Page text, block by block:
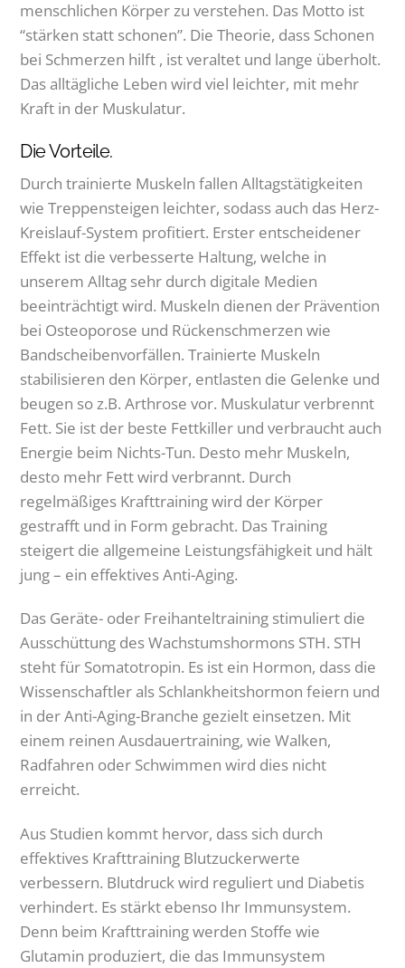
menschlichen Körper zu verstehen. Das Motto ist
“stärken statt schonen”. Die Theorie, dass Schonen
bei Schmerzen hilft , ist veraltet und lange überholt.
Das alltägliche Leben wird viel leichter, mit mehr
Kraft in der Muskulatur.
Die Vorteile.
Durch trainierte Muskeln fallen Alltagstätigkeiten
wie Treppensteigen leichter, sodass auch das Herz-
Kreislauf-System profitiert. Erster entscheidener
Effekt ist die verbesserte Haltung, welche in
unserem Alltag sehr durch digitale Medien
beeinträchtigt wird. Muskeln dienen der Prävention
bei Osteoporose und Rückenschmerzen wie
Bandscheibenvorfällen. Trainierte Muskeln
stabilisieren den Körper, entlasten die Gelenke und
beugen so z.B. Arthrose vor. Muskulatur verbrennt
Fett. Sie ist der beste Fettkiller und verbraucht auch
Energie beim Nichts-Tun. Desto mehr Muskeln,
desto mehr Fett wird verbrannt. Durch
regelmäßiges Krafttraining wird der Körper
gestrafft und in Form gebracht. Das Training
steigert die allgemeine Leistungsfähigkeit und hält
jung – ein effektives Anti-Aging.
Das Geräte- oder Freihanteltraining stimuliert die
Ausschüttung des Wachstumshormons STH. STH
steht für Somatotropin. Es ist ein Hormon, dass die
Wissenschaftler als Schlankheitshormon feiern und
in der Anti-Aging-Branche gezielt einsetzen. Mit
einem reinen Ausdauertraining, wie Walken,
Radfahren oder Schwimmen wird dies nicht
erreicht.
Aus Studien kommt hervor, dass sich durch
effektives Krafttraining Blutzuckerwerte
verbessern. Blutdruck wird reguliert und Diabetis
verhindert. Es stärkt ebenso Ihr Immunsystem.
Denn beim Krafttraining werden Stoffe wie
Glutamin produziert, die das Immunsystem